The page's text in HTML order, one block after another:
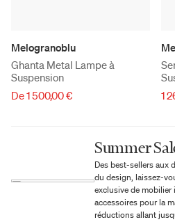
Melogranoblu
Ghanta Metal Lampe à
Suspension
De 1 500,00 €
1
Summer
Des best-sellers aux
du design, laissez-
exclusive de mobilier
accessoires pour la
réductions allant